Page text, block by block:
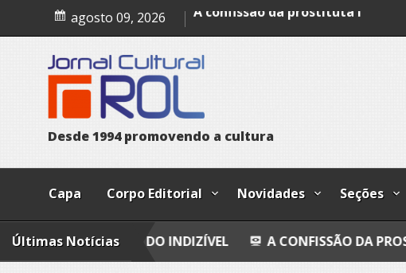
content
agosto 09, 2026
Trust
Desde1994 promovendo a cultura
Capa Corpo Editorial Novidades Seções
Últimas Notícias
DO INDIZÍVEL A CONFISSÃO DA PROSTITUTA I